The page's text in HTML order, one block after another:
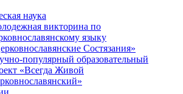
наука
викторина по
языку
Состязания»
популярный образовательный
«Всегда Живой